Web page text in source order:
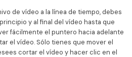
de vídeo a la línea de tiempo, debes
y al final del vídeo hasta que
fácilmente el puntero hacia adelante
el vídeo. Sólo tienes que mover el
cortar el vídeo y hacer clic en el